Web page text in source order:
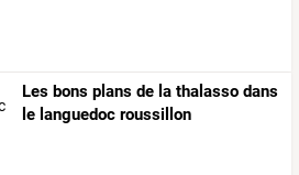
Les bons plans de la thalasso dans
le languedoc roussillon